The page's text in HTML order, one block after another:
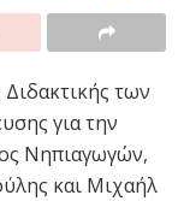
των
για την
Νηπιαγωγών,
και Μιχαήλ